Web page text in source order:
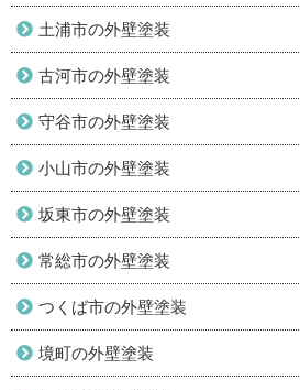
土浦市の外壁塗装
古河市の外壁塗装
守谷市の外壁塗装
小山市の外壁塗装
坂東市の外壁塗装
常総市の外壁塗装
つくば市の外壁塗装
境町の外壁塗装